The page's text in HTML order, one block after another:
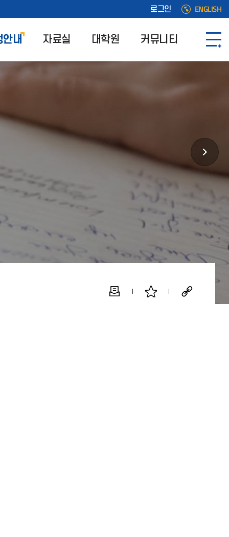
로그인 ENGLISH
내 자료실 대학원 커뮤니티